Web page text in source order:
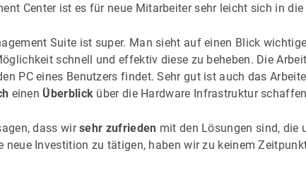
Center ist es für neue Mitarbeiter sehr leicht sich in
Suite ist super. Man sieht auf einen Blick
schnell und effektiv diese zu beheben. Die
PC eines Benutzers findet. Sehr gut ist auch das
einen Überblick über die Hardware Infrastruktur
dass wirsehr zufrieden mit den Lösungen sind, die
neue Investition zu tätigen, haben wir zu keinem